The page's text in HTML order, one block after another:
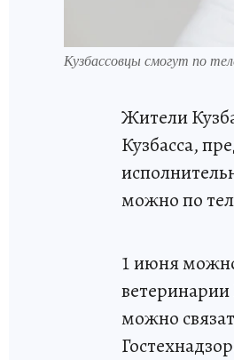
Кузбассовцы смогут по
Жители
Кузбасса,
можно по
1 июня
ветеринарии
можно